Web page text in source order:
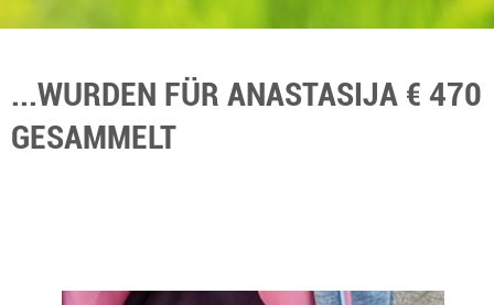
...WURDEN FÜR ANASTASIJA € 470
GESAMMELT